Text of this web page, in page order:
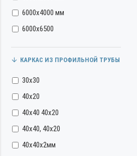
6000х4000 мм
6000х6500
КАРКАС ИЗ ПРОФИЛЬНОЙ ТРУБЫ
30х30
40х20
40х40 40х20
40х40, 40х20
40х40х2мм